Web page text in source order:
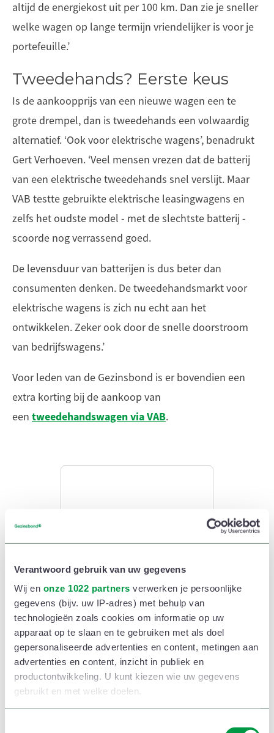
Verantwoord gebruik van uw gegevens
Wij en onze 1022 partners verwerken je persoonlijke
gegevens (bijv. uw IP-adres) met behulp van
technologieën zoals cookies om informatie op uw
apparaat op te slaan en te gebruiken met als doel
gepersonaliseerde advertenties en content, metingen aan
advertenties en content, inzicht in publiek en
productontwikkeling. U kunt kiezen wie uw gegevens
gebruikt en met welke doelen.
altijd de energiekost uit per 100 km. Dan zie je sneller
welke wagen op lange termijn vriendelijker is voor je
portefeuille.’
Tweedehands? Eerste keus
Is de aankoopprijs van een nieuwe wagen een te
grote drempel, dan is tweedehands een volwaardig
alternatief. ‘Ook voor elektrische wagens’, benadrukt
Gert Verhoeven. ‘Veel mensen vrezen dat de batterij
van een elektrische tweedehands snel verslijt. Maar
VAB testte gebruikte elektrische leasingwagens en
zelfs het oudste model - met de slechtste batterij -
scoorde nog verrassend goed.
De levensduur van batterijen is dus beter dan
consumenten denken. De tweedehandsmarkt voor
elektrische wagens is zich nu echt aan het
ontwikkelen. Zeker ook door de snelle doorstroom
van bedrijfswagens.’
Voor leden van de Gezinsbond is er bovendien een
extra korting bij de aankoop van
een tweedehandswagen via VAB.
Heb je echt zo’n grote wagen
nodig?
Kinderwagen. Step. Maxi-Cosi. Neefjes of nichtjes op
bezoek. Natuurlijk moet een gezinswagen voldoende
ruim zijn. Toch wil Gert Verhoeven dat ook nuanceren.
‘Veel gezinnen kopen een grote gezinswagen voor die
ene lange rit in de zomer naar het Zuiden. De rest van
het jaar rijden ze rond met een auto die eigenlijk te